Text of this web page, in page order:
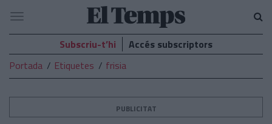
El
Temps
Navegació
Subscriu-t’hi
Accés subscriptors
Portada
Etiquetes frisia
PUBLICITAT